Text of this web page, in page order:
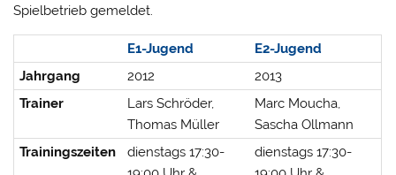
Spielbetrieb gemeldet.
E1-Jugend
E2-Jugend
Jahrgang
2012
2013
Trainer
Lars Schröder,
Thomas Müller
Marc Moucha,
Sascha Ollmann
Trainingszeiten
dienstags 17:30-
dienstags 17:30-